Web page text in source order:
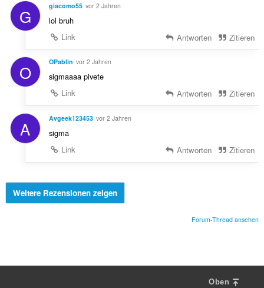
G giacomo55 vor 2 Jahren
lol bruh
Link
Antworten Zitieren
O OPablin vor 2 Jahren
sigmaaaa pivete
Link
Antworten Zitieren
A Avgeek123453 vor 2 Jahren
sigma
Link
Antworten Zitieren
Weitere Rezensionen zeigen
Forum-Thread ansehen
Oben